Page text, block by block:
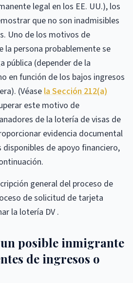
legal en los EE. UU.), los
que no son inadmisibles
Uno de los motivos de
la persona probablemente se
pública (depender de la
en función de los bajos ingresos
(Véasela Sección 212(a)
este motivo de
de la lotería de visas de
evidencia documental
de apoyo financiero,
general del proceso de
de solicitud de tarjeta
la lotería DV .
un posible inmigrante
de ingresos o